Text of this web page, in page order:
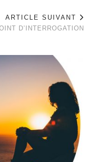
ARTICLE SUIVANT
D’INTERROGATION